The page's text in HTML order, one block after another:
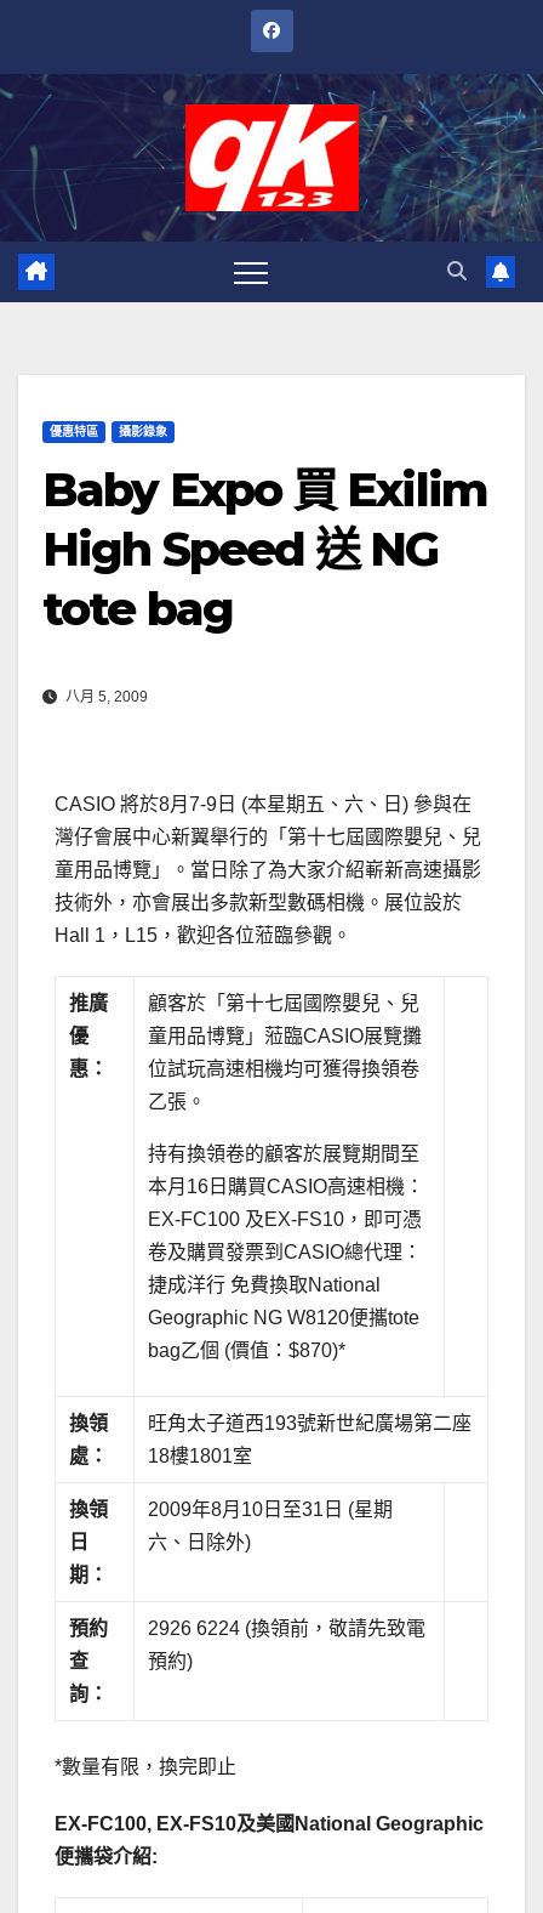
內
優惠特區 攝影錄象
Baby Expo 買 Exilim
High Speed 送 NG
tote bag
八月 5, 2009
CASIO 將於8月7-9日 (本星期五、六、日) 參與在
灣仔會展中心新翼舉行的「第十七屆國際嬰兒、兒
童用品博覽」。當日除了為大家介紹嶄新高速攝影
技術外，亦會展出多款新型數碼相機。展位設於
Hall 1，L15，歡迎各位蒞臨參觀。
推廣
優
惠：
顧客於「第十七屆國際嬰兒、兒
童用品博覽」蒞臨CASIO展覽攤
位試玩高速相機均可獲得換領卷
乙張。
持有換領卷的顧客於展覽期間至
本月16日購買CASIO高速相機：
EX-FC100 及EX-FS10，即可憑
卷及購買發票到CASIO總代理：
捷成洋行 免費換取National
Geographic NG W8120便攜tote
bag乙個 (價值：$870)*
換領
處：
旺角太子道西193號新世紀廣場第二座
18樓1801室
換領
日
期：
2009年8月10日至31日 (星期
六、日除外)
預約
查
詢：
2926 6224 (換領前，敬請先致電
預約)
*數量有限，換完即止
EX-FC100, EX-FS10及美國National Geographic
便攜袋介紹: